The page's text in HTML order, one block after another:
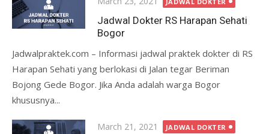
on
Jadwal Dokter RS Harapan Sehati
Bogor
Jadwalpraktek.com – Informasi jadwal praktek dokter di RS
Harapan Sehati yang berlokasi di Jalan tegar Beriman
Bojong Gede Bogor. Jika Anda adalah warga Bogor
khususnya...
Posted
March 21, 2021 JADWAL DOKTER